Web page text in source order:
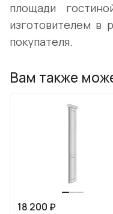
площади
изготовителем в
покупателя.
Вам также
18 200 ₽